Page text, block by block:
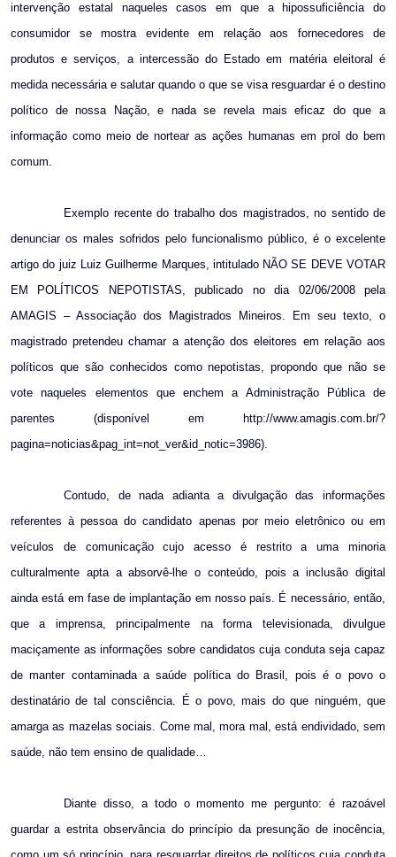
intervenção estatal naqueles casos em que a hipossuficiência do
consumidor se mostra evidente em relação aos fornecedores de
produtos e serviços, a intercessão do Estado em matéria eleitoral é
medida necessária e salutar quando o que se visa resguardar é o destino
político de nossa Nação, e nada se revela mais eficaz do que a
informação como meio de nortear as ações humanas em prol do bem
comum.
Exemplo recente do trabalho dos magistrados, no sentido de
denunciar os males sofridos pelo funcionalismo público, é o excelente
artigo do juiz Luiz Guilherme Marques, intitulado NÃO SE DEVE VOTAR
EM POLÍTICOS NEPOTISTAS, publicado no dia 02/06/2008 pela
AMAGIS – Associação dos Magistrados Mineiros. Em seu texto, o
magistrado pretendeu chamar a atenção dos eleitores em relação aos
políticos que são conhecidos como nepotistas, propondo que não se
vote naqueles elementos que enchem a Administração Pública de
parentes (disponível em http://www.amagis.com.br/?
pagina=noticias&pag_int=not_ver&id_notic=3986).
Contudo, de nada adianta a divulgação das informações
referentes à pessoa do candidato apenas por meio eletrônico ou em
veículos de comunicação cujo acesso é restrito a uma minoria
culturalmente apta a absorvê-lhe o conteúdo, pois a inclusão digital
ainda está em fase de implantação em nosso país. É necessário, então,
que a imprensa, principalmente na forma televisionada, divulgue
maciçamente as informações sobre candidatos cuja conduta seja capaz
de manter contaminada a saúde política do Brasil, pois é o povo o
destinatário de tal consciência. É o povo, mais do que ninguém, que
amarga as mazelas sociais. Come mal, mora mal, está endividado, sem
saúde, não tem ensino de qualidade…
Diante disso, a todo o momento me pergunto: é razoável
guardar a estrita observância do princípio da presunção de inocência,